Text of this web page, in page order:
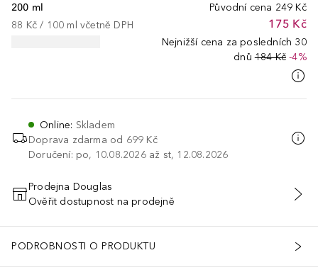
Původní cena 249 Kč
175 Kč
Nejnižší cena za posledních 30
dnů 184 Kč -4%
200 ml
88 Kč / 100 ml včetně DPH
Online: Skladem
Doprava zdarma od 699 Kč
Doručení: po, 10.08.2026 až st, 12.08.2026
PŘIDAT DO KOŠÍKU
Prodejna Douglas
Ověřit dostupnost na prodejně
PODROBNOSTI O PRODUKTU